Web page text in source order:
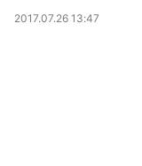
2017.07.26 13:47